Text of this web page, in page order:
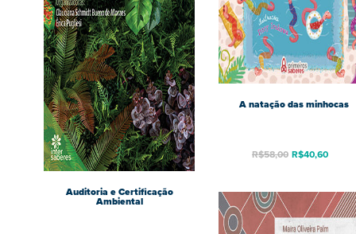
Auditoria e Certificação
Ambiental
A natação das minhocas
R$58,00 R$40,60